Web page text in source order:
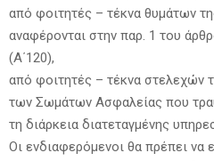
από φοιτητές – τέκνα θυμάτων
αναφέρονται στην παρ. 1 του
(Α΄120),
από φοιτητές – τέκνα στελεχών
των Σωμάτων Ασφαλείας που
τη διάρκεια διατεταγμένης
Οι ενδιαφερόμενοι θα πρέπει να